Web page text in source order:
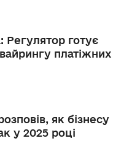
готує
платіжних
як бізнесу
у 2025 році